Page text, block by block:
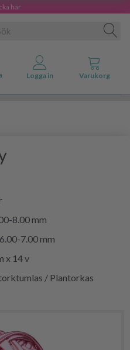
här
8.00 mm
6.00-7.00 mm
x 14 v
/ Plantorkas